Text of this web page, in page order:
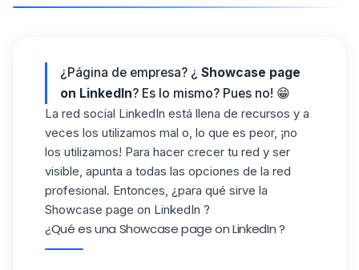
¿Página de empresa? ¿ Showcase page
on LinkedIn? Es lo mismo? Pues no! 😁
La red social LinkedIn está llena de recursos y a
veces los utilizamos mal o, lo que es peor, ¡no
los utilizamos! Para hacer crecer tu red y ser
visible, apunta a todas las opciones de la red
profesional. Entonces, ¿para qué sirve la
Showcase page on LinkedIn ?
¿Qué es una Showcase page on LinkedIn ?